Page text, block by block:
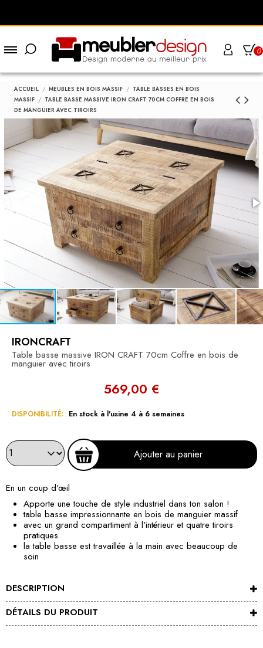
0
ACCUEIL MEUBLES EN BOIS MASSIF
TABLE BASSES EN BOIS
MASSIF
TABLE BASSE MASSIVE IRON CRAFT 70CM COFFRE EN BOIS
DE MANGUIER AVEC TIROIRS
IRONCRAFT
Table basse massive IRON CRAFT 70cm Coffre en bois de
manguier avec tiroirs
569,00 €
DISPONIBILITÉ: En stock à l'usine 4 à 6 semaines
Ajouter au panier
En un coup d'œil
Apporte une touche de style industriel dans ton salon !
table basse impressionnante en bois de manguier massif
avec un grand compartiment à l'intérieur et quatre tiroirs
pratiques
la table basse est travaillée à la main avec beaucoup de
soin
DESCRIPTION
DÉTAILS DU PRODUIT